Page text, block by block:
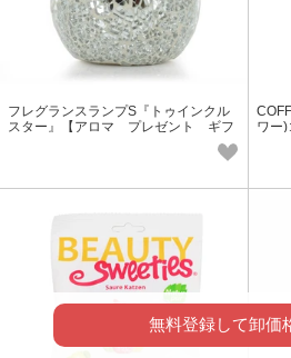
フレグランスランプS『トゥインクル
スター』【アロマ プレゼント ギフ
ワー)
無料登録して卸価